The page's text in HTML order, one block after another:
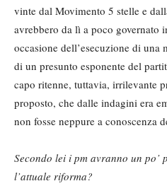
vinte dal Movimento 5 stelle e
avrebbero da lì a poco governato
occasione dell’esecuzione di
di un presunto esponente del
capo ritenne, tuttavia, irrilevante
proposto, che dalle indagini era
non fosse neppure a conoscenza
Secondo lei i pm avranno un po’
l’attuale riforma?